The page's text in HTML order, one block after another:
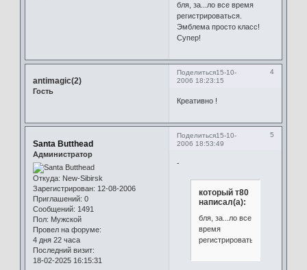
бля, за...ло все время
регистрироваться.
Эмблема просто класс!
Супер!
Поделиться 4
15-10-
2006 18:23:15
antimagic(2)
Гость
Креативно !
Поделиться 5
15-10-
2006 18:53:49
Santa Butthead
Администратор
Откуда: New-Sibirsk
Зарегистрирован: 12-08-2006
Приглашений: 0
Сообщений: 1491
Пол: Мужской
Провел на форуме:
4 дня 22 часа
Последний визит:
18-02-2025 16:15:31
-
который т80
написал(а):
бля, за...ло все
время
регистрироваться